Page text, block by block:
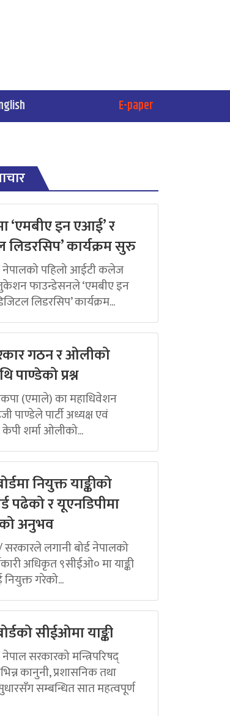
E-paper
‘एमबीए इन एआई’ र
लिडरसिप’ कार्यक्रम सुरु
नेपालको पहिलो आईटी कलेज
फाउन्डेसनले ‘एमबीए इन
लिडरसिप’ कार्यक्रम...
गठन र ओलीको
पाण्डेको प्रश्न
(एमाले) का महाधिवेशन
पाण्डेले पार्टी अध्यक्ष एवं
केपी शर्मा ओलीको...
नियुक्त याङ्कीको
पढेको र यूएनडिपीमा
अनुभव
लगानी बोर्ड नेपालको
अधिकृत ९सीईओ० मा याङ्की
गरेको...
सीईओमा याङ्की
सरकारको मन्त्रिपरिषद्
कानुनी, प्रशासनिक तथा
सम्बन्धित सात महत्वपूर्ण